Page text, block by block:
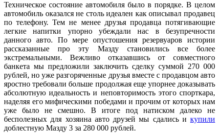
Техническое состояние автомобиля было в порядке. В целом
автомобиль оказался не столь идеален как описывал продавец
по телефону. Тем не менее друзья продавца потягивающие
легкие напитки упорно убеждали нас в безупречности
данного авто. По мере опустошения резервуаров истории
рассказанные про эту Мазду становились все более
экстремальными. Вежливо отказавшись от совместного
банкета мы предложили заключить сделку суммой 270 000
рублей, но уже разгоряченные друзья вместе с продавцом авто
яростно требовали больше продолжая еще упорнее доказывать
абсолютную идеальность и неповторимость этого спорткара,
наделяя его мифическими победами и прочим от которых нам
уже было не смешно. В итоге под натиском далеко не
бесполезных для хозяина авто друзей мы сдались и купили
доблестную Мазду 3 за 280 000 рублей.